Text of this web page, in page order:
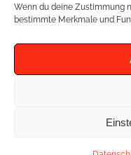
Wenn du deine Zustimmung
bestimmte Merkmale und
RELATED